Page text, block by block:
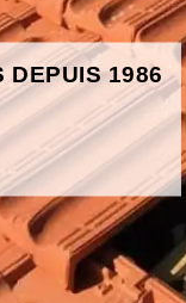
DEPUIS 1986